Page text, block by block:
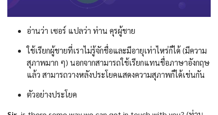
อ่านว่า เซอร์ แปลว่า ท่าน คุรผู้ชาย
ใช้เรียกผู้ชายที่เราไม่รู้จักชื่อและมีอายุเท่าไหร่ก็ได้ (มีความ
สุภาพมาก ๆ) นอกจากสามารถใช้เรียกแทนชื่อภาษาอังกฤษ
แล้ว สามารถวางหลังประโยคแสดงความสุภาพก็ได้เช่นกัน
ตัวอย่างประโยค